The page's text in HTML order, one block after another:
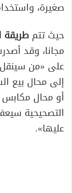
صغيرة،
حيث تتمطريقة
مجانا، وقد
على «من سينقل
إلى محال بيع
أو محال مكابس
التصحيحية
عليها».